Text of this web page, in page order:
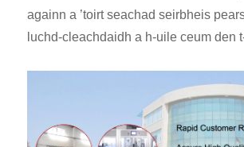
againn a ’toirt seachad seirbheis
luchd-cleachdaidh a h-uile ceum den